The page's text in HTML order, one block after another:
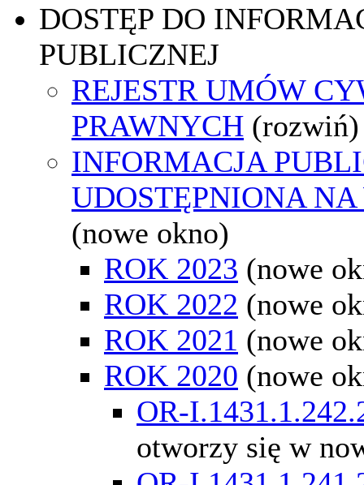
DOSTĘP DO
PUBLICZNEJ
REJESTR UMÓW
PRAWNYCH (rozwiń)
INFORMACJA
UDOSTĘPNIONA
(nowe okno)
ROK 2023 (nowe
ROK 2022 (nowe
ROK 2021 (nowe
ROK 2020 (nowe
OR-
otworzy się w